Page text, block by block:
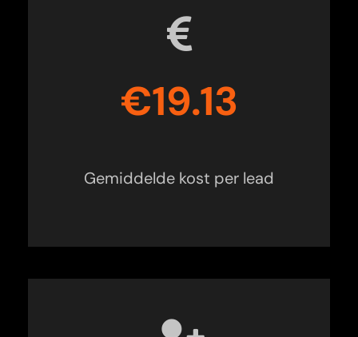
€19.13
Gemiddelde kost per lead